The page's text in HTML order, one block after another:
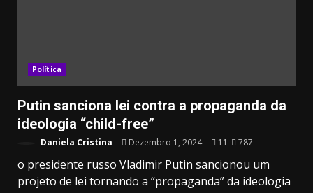
Política
Putin sanciona lei contra a propaganda da
ideologia “child-free”
Daniela Cristina Dezembro 1, 2024 11 787
o presidente russo Vladimir Putin sancionou um
projeto de lei tornando a “propaganda” da ideologia